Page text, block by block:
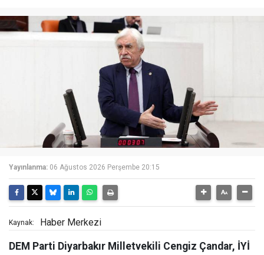
Yayınlanma: 06 Ağustos 2026 Perşembe 20:15
Kaynak: Haber Merkezi
DEM Parti Diyarbakır Milletvekili Cengiz Çandar, İYİ